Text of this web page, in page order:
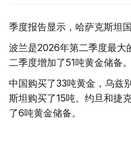
季度报告显示，哈萨克斯坦
波兰是2026年第二季度最大
二季度增加了51吨黄金储备。
中国购买了33吨黄金，乌兹
斯坦购买了15吨。约旦和捷
了6吨黄金储备。